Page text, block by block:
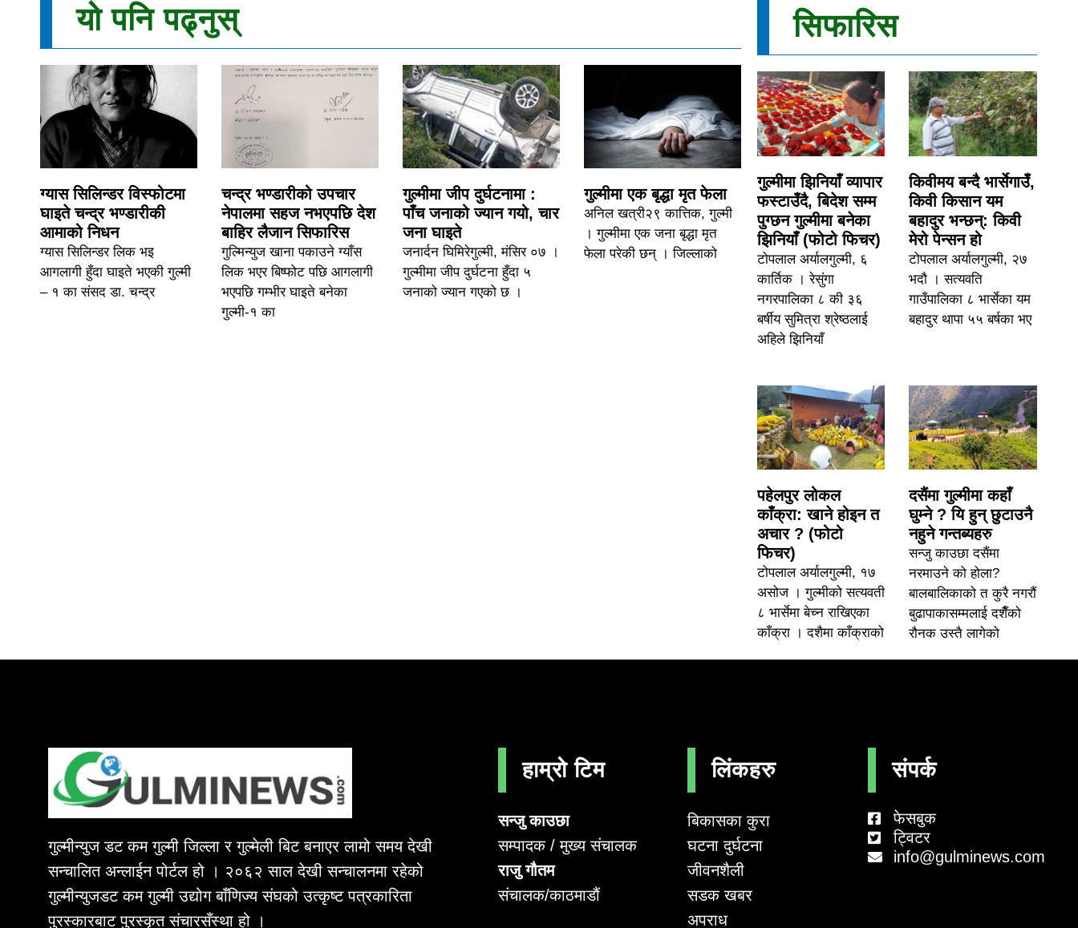
यो पनि पढ्नुस्
ग्यास सिलिन्डर विस्फोटमा
घाइते चन्द्र भण्डारीकी
आमाको निधन
ग्यास सिलिन्डर लिक भइ
आगलागी हुँदा घाइते भएकी गुल्मी
– १ का संसद डा. चन्द्र
चन्द्र भण्डारीको उपचार
नेपालमा सहज नभएपछि देश
बाहिर लैजान सिफारिस
गुल्मिन्युज खाना पकाउने ग्याँस
लिक भएर बिष्फोट पछि आगलागी
भएपछि गम्भीर घाइते बनेका
गुल्मी-१ का
गुल्मीमा जीप दुर्घटनामा :
पाँच जनाको ज्यान गयो, चार
जना घाइते
जनार्दन घिमिरेगुल्मी, मंसिर ०७ ।
गुल्मीमा जीप दुर्घटना हुँदा ५
जनाको ज्यान गएको छ ।
गुल्मीमा एक बृद्धा मृत फेला
अनिल खत्री२९ कात्तिक, गुल्मी
। गुल्मीमा एक जना बृद्धा मृत
फेला परेकी छन् । जिल्लाको
सिफारिस
गुल्मीमा झिनियाँ व्यापार
फस्टाउँदै, बिदेश सम्म
पुग्छन गुल्मीमा बनेका
झिनियाँ (फोटो फिचर)
टोपलाल अर्यालगुल्मी, ६
कार्तिक । रेसुंगा
नगरपालिका ८ की ३६
बर्षीय सुमित्रा श्रेष्ठलाई
अहिले झिनियाँ
किवीमय बन्दै भार्सेगाउँ,
किवी किसान यम
बहादुर भन्छन्: किवी
मेरो पेन्सन हो
टोपलाल अर्यालगुल्मी, २७
भदौ । सत्यवति
गाउँपालिका ८ भार्सेका यम
बहादुर थापा ५५ बर्षका भए
पहेलपुर लोकल
काँक्रा: खाने होइन त
अचार ? (फोटो
फिचर)
टोपलाल अर्यालगुल्मी, १७
असोज । गुल्मीको सत्यवती
८ भार्सेमा बेच्न राखिएका
काँक्रा । दशैमा काँक्राको
दसैंमा गुल्मीमा कहाँ
घुम्ने ? यि हुन् छुटाउनै
नहुने गन्तब्यहरु
सन्जु काउछा दसैंमा
नरमाउने को होला?
बालबालिकाको त कुरै नगरौं
बुढापाकासम्मलाई दशैँको
रौनक उस्तै लागेको
गुल्मीन्युज डट कम गुल्मी जिल्ला र गुल्मेली बिट बनाएर लामो समय देखी
सन्चालित अन्लाईन पोर्टल हो । २०६२ साल देखी सन्चालनमा रहेको
गुल्मीन्युजडट कम गुल्मी उद्योग बाँणिज्य संघको उत्कृष्ट पत्रकारिता
पुरस्कारबाट पुरस्कृत संचारसँस्था हो ।
हाम्रो टिम
सन्जु काउछा
सम्पादक / मुख्य संचालक
राजु गौतम
संचालक/काठमाडौं
लिंकहरु
बिकासका कुरा
घटना दुर्घटना
जीवनशैली
सडक खबर
अपराध
संपर्क
फेसबुक
ट्विटर
info@gulminews.com